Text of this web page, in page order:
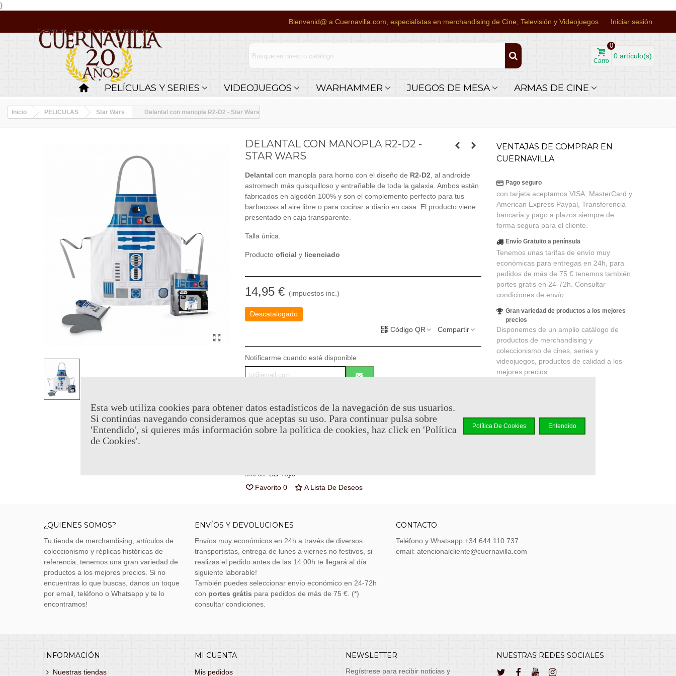
}
Bienvenid@ a Cuernavilla.com, especialistas en merchandising de Cine, Televisión y Videojuegos Iniciar sesión
Carro
0
0 artículo(s)
PELÍCULAS Y SERIES VIDEOJUEGOS WARHAMMER JUEGOS DE MESA ARMAS DE CINE
Inicio PELICULAS Star Wars Delantal con manopla R2-D2 - Star Wars
DELANTAL CON MANOPLA R2-D2 -
STAR WARS
Delantal con manopla para horno con el diseño de R2-D2 , al androide
astromech más quisquilloso y entrañable de toda la galaxia. Ambos están
fabricados en algodón 100% y son el complemento perfecto para tus
barbacoas al aire libre o para cocinar a diario en casa. El producto viene
presentado en caja transparente.
Talla única.
Producto oficial y licenciado
14,95 € (impuestos inc.)
Descatalogado
Código QR
Compartir
Notificarme cuando esté disponible
Al comprar este producto puedes juntar hasta7puntos de fidelidad
cesta sera de7puntos de fidelidadque se puede convertir en un cupón
de € 0.05.
Marca:
SD Toys
Favorito 0 A Lista De Deseos
VENTAJAS DE COMPRAR EN
CUERNAVILLA
Pago seguro
con tarjeta aceptamos VISA, MasterCard y
American Express Paypal, Transferencia
bancaria y pago a plazos siempre de
forma segura para el cliente.
Envío Gratuito a península
Tenemos unas tarifas de envío muy
económicas para entregas en 24h, para
pedidos de más de 75 € tenemos también
portes grátis en 24-72h. Consultar
condiciones de envío.
Gran variedad de productos a los mejores
precios
Disponemos de un amplio catálogo de
productos de merchandising y
coleccionismo de cines, series y
videojuegos, productos de calidad a los
mejores precios.
¿QUIENES SOMOS?
Tu tienda de merchandising, artículos de
coleccionismo y réplicas históricas de
referencia, tenemos una gran variedad de
productos a los mejores precios. Si no
encuentras lo que buscas, danos un toque
por email, teléfono o Whatsapp y te lo
encontramos!
ENVÍOS Y DEVOLUCIONES
Envíos muy económicos en 24h a través de diversos
transportistas, entrega de lunes a viernes no festivos, si
realizas el pedido antes de las 14:00h te llegará al día
siguiente laborable!
También puedes seleccionar envío económico en 24-72h
con portes grátis para pedidos de más de 75 €. (*)
consultar condiciones.
CONTACTO
Teléfono y Whatsapp +34 644 110 737
email: atencionalcliente@cuernavilla.com
INFORMACIÓN
Nuestras tiendas
MI CUENTA
Mis pedidos
NEWSLETTER
Regístrese para recibir noticias y
NUESTRAS REDES SOCIALES
Esta web utiliza cookies para obtener datos estadísticos de la navegación de sus usuarios.
Si continúas navegando consideramos que aceptas su uso. Para continuar pulsa sobre
'Entendido', si quieres más información sobre la política de cookies, haz click en 'Política
de Cookies'.
Política De Cookies Entendido